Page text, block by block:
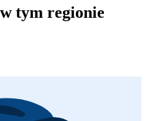
tym regionie